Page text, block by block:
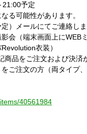
予定
る可能性があります。
）メールにてご連絡しま
会（端末画面上に
衣装）
商品をご注文および決済
ご注文の方（両タイプ
40561984